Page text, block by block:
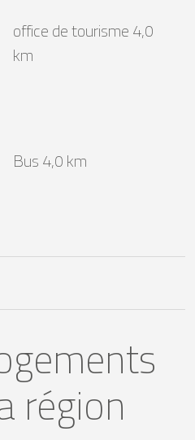
office de tourisme 4,0
km
Bus 4,0 km
région